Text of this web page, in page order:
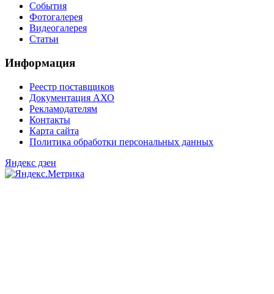
События
Фотогалерея
Видеогалерея
Статьи
Информация
Реестр поставщиков
Документация АХО
Рекламодателям
Контакты
Карта сайта
Политика обработки персональных данных
Яндекс дзен